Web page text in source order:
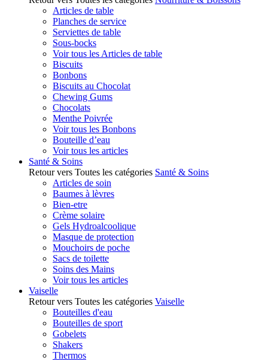
Articles de table
Planches de service
Serviettes de table
Sous-bocks
Voir tous les Articles de table
Biscuits
Bonbons
Biscuits au Chocolat
Chewing Gums
Chocolats
Menthe Poivrée
Voir tous les Bonbons
Bouteille d’eau
Voir tous les articles
Santé & Soins
Retour vers Toutes les catégories Santé & Soins
Articles de soin
Baumes à lèvres
Bien-etre
Crème solaire
Gels Hydroalcoolique
Masque de protection
Mouchoirs de poche
Sacs de toilette
Soins des Mains
Voir tous les articles
Vaiselle
Retour vers Toutes les catégories Vaiselle
Bouteilles d'eau
Bouteilles de sport
Gobelets
Shakers
Thermos